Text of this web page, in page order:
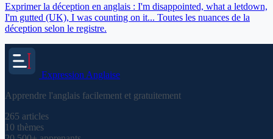
Exprimer la déception en anglais : I'm disappointed, what a letdown,
I'm gutted (UK), I was counting on it... Toutes les nuances de la
déception selon le registre.
Expression Anglaise
Apprendre l'anglais facilement et gratuitement
265 articles
10 thèmes